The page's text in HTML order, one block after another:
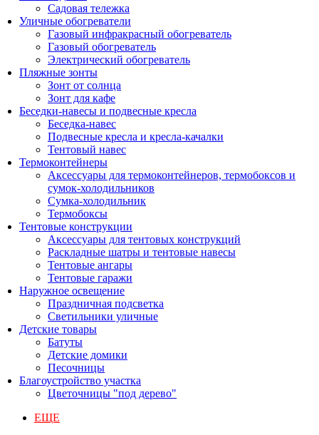
Садовая тележка
Уличные обогреватели
Газовый инфракрасный обогреватель
Газовый обогреватель
Электрический обогреватель
Пляжные зонты
Зонт от солнца
Зонт для кафе
Беседки-навесы и подвесные кресла
Беседка-навес
Подвесные кресла и кресла-качалки
Тентовый навес
Термоконтейнеры
Аксессуары для термоконтейнеров, термобоксов и
сумок-холодильников
Сумка-холодильник
Термобоксы
Тентовые конструкции
Аксессуары для тентовых конструкций
Раскладные шатры и тентовые навесы
Тентовые ангары
Тентовые гаражи
Наружное освещение
Праздничная подсветка
Светильники уличные
Детские товары
Батуты
Детские домики
Песочницы
Благоустройство участка
Цветочницы "под дерево"
ЕЩЕ